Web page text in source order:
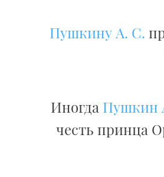
Пушкину А. С.
Иногда Пушкин
честь принца